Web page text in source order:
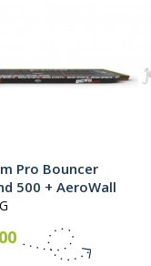
Pro Bouncer
500 + AeroWall